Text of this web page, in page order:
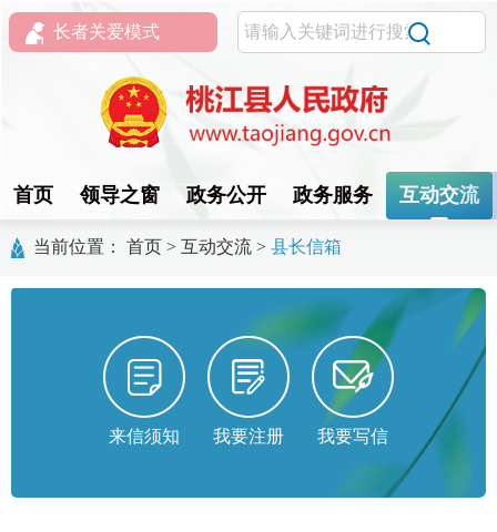
长者关爱模式
首页 领导之窗 政务公开 政务服务 互动交流
当前位置： 首页 > 互动交流 > 县长信箱
来信须知 我要注册 我要写信